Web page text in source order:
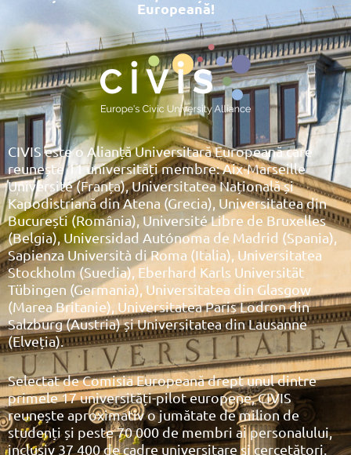
Europeană!
CIVIS este o Alianță Universitară Europeană care
reunește 11 universități membre: Aix-Marseille
Université (Franța), Universitatea Națională și
Kapodistriană din Atena (Grecia), Universitatea din
București (România), Université Libre de Bruxelles
(Belgia), Universidad Autónoma de Madrid (Spania),
Sapienza Università di Roma (Italia), Universitatea
Stockholm (Suedia), Eberhard Karls Universität
Tübingen (Germania), Universitatea din Glasgow
(Marea Britanie), Universitatea Paris Lodron din
Salzburg (Austria) și Universitatea din Lausanne
(Elveția).
Selectat de Comisia Europeană drept unul dintre
primele 17 universități-pilot europene, CIVIS
reunește aproximativ o jumătate de milion de
studenți și peste 70 000 de membri ai personalului,
inclusiv 37 400 de cadre universitare și cercetători.